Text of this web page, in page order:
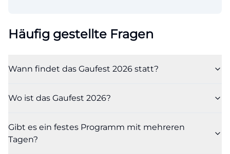
Häufig gestellte Fragen
Wann findet das Gaufest 2026 statt?
Wo ist das Gaufest 2026?
Gibt es ein festes Programm mit mehreren
Tagen?